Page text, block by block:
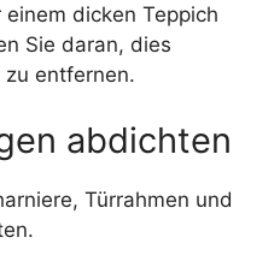
dicken Teppich
Sie daran, dies
entfernen.
abdichten
Türrahmen und